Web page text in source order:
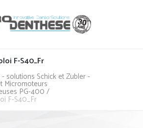
F-S40_Fr
solutions Schick et Zubler -
Micromoteurs
PG-400 /
F-S40_Fr